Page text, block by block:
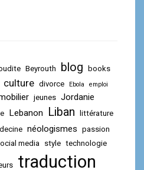
Beyrouth blog books
culture divorce Ebola emploi
jeunes Jordanie
Lebanon Liban littérature
néologismes passion
media style technologie
traduction